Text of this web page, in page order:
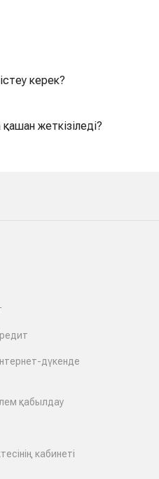
керек?
жеткізіледі?
дүкенде
қабылдау
кабинеті